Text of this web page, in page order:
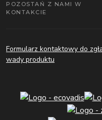
POZOSTAŃ Z NAMI W
KONTAKCIE
Formularz kontaktowy do
wady produktu